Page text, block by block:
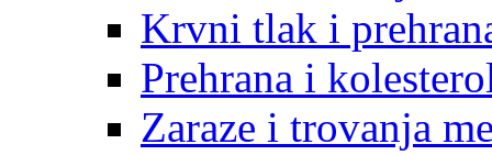
Krvni tlak i
Prehrana i
Zaraze i trovanja